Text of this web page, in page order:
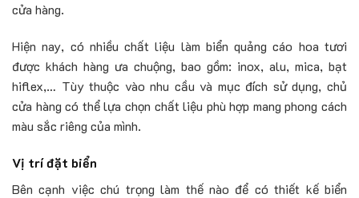
cửa hàng.
Hiện nay, có nhiều chất liệu làm biển quảng cáo hoa tươi
được khách hàng ưa chuộng, bao gồm: inox, alu, mica, bạt
hiflex,… Tùy thuộc vào nhu cầu và mục đích sử dụng, chủ
cửa hàng có thể lựa chọn chất liệu phù hợp mang phong cách
màu sắc riêng của mình.
Vị trí đặt biển
Bên cạnh việc chú trọng làm thế nào để có thiết kế biển